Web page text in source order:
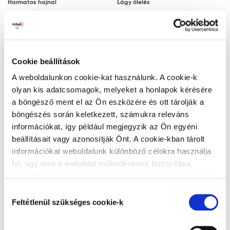
Cookie beállítások
A weboldalunkon cookie-kat használunk. A cookie-k
olyan kis adatcsomagok, melyeket a honlapok kérésére
a böngésző ment el az Ön eszközére és ott tárolják a
böngészés során keletkezett, számukra releváns
információkat, így például megjegyzik az Ön egyéni
beállításait vagy azonosítják Önt. A cookie-kban tárolt
információkat weboldalunk különböző célokra használja
fel, úgy mint a weboldal működésének biztosítása,
szabott ajánlatok megjelenítése, látogatottsági adatok
elemzése. A weboldalunk által alkalmazott cookie-k,
különösen a Google Analytics cookie-k működéséről,
kiválasztása
Feltétlenül szükséges cookie-k
Megjegyzés: a javasolt rétegfelépítések minden
esetben a legjobb tudásunk szerinti ajánlások, a
vizsgálatától.
Tanácsok, ajánlások, speciális tudnivalók, egyebek
A végleges, ellenálló filmréteg 14 nap
elteltével alakul ki. A filmréteg ezt követően
válik vízzel, tisztítószerrel moshatóvá.
A gipszkarton lapra történő felhordáskor
az alapfelület nedvességre különösen
érzékeny. Ez hólyagosodást és lepattogzást
szellőzésről és hőmérsékletről.
Harmatos hajnal Lágy ölelés
Ezüstszürke Naplemente
Zöld lagúna Titán